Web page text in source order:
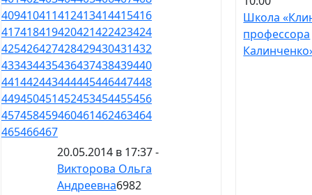
409410411412413414415416
417418419420421422423424
425426427428429430431432
433434435436437438439440
441442443444445446447448
449450451452453454455456
457458459460461462463464
465466467
20.05.2014 в 17:37 -
Викторова Ольга
Андреевна6982
Школа
профессора